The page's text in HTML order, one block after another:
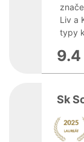
Liv a
typy
9.4
Sk